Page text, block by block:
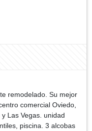
remodelado. Su mejor
comercial Oviedo,
Las Vegas. unidad
piscina. 3 alcobas